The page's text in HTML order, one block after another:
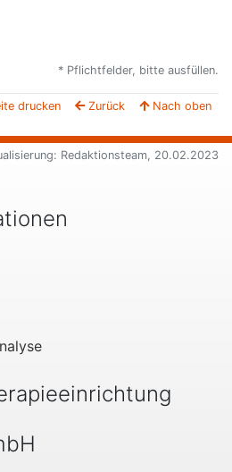
* Pflichtfelder, bitte ausfüllen.
Nach oben
Zurück
drucken
Redaktionsteam, 20.02.2023